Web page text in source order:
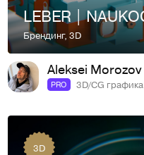
Брендинг,3D
Aleksei Morozov
PRO 3D/CG графика
3D